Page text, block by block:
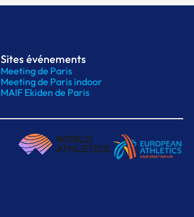
Sites événements
Meeting de Paris
Meeting de Paris indoor
MAIF Ekiden de Paris